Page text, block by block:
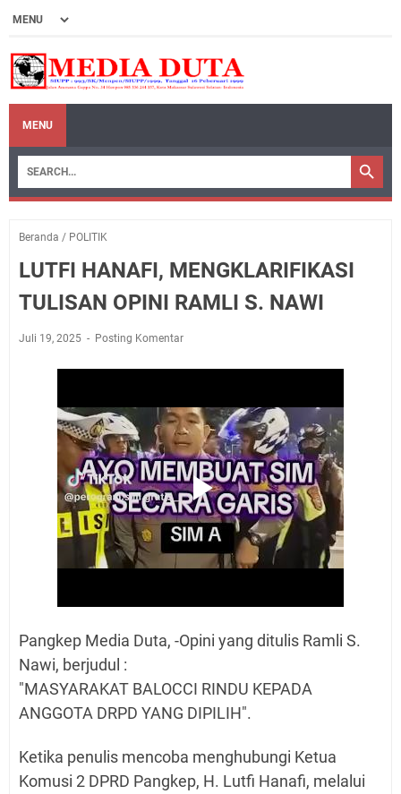
MENU
Beranda / POLITIK
LUTFI HANAFI, MENGKLARIFIKASI
TULISAN OPINI RAMLI S. NAWI
Juli 19, 2025 Posting Komentar
Pangkep Media Duta, -Opini yang ditulis Ramli S.
Nawi, berjudul :
"MASYARAKAT BALOCCI RINDU KEPADA
ANGGOTA DRPD YANG DIPILIH".
Ketika penulis mencoba menghubungi Ketua
Komusi 2 DPRD Pangkep, H. Lutfi Hanafi, melalui